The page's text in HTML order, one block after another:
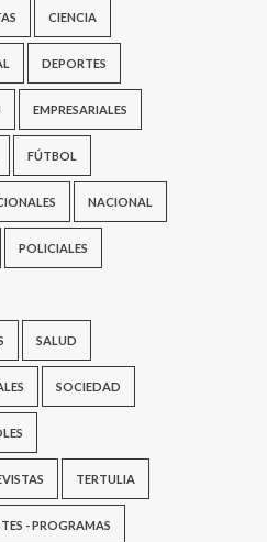
CIENCIA
DEPORTES
EMPRESARIALES
FÚTBOL
NACIONAL
POLICIALES
SALUD
SOCIEDAD
TERTULIA
- PROGRAMAS